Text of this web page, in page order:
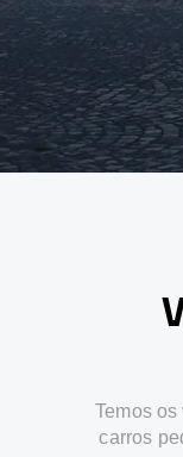
Temos
carros